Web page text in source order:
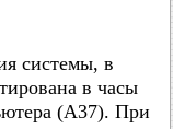
системы, в
в часы
(А37). При